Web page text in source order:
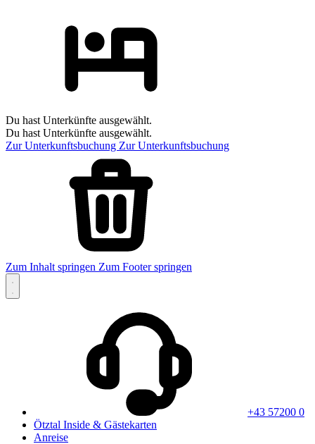
Du hast Unterkünfte ausgewählt.
Du hast Unterkünfte ausgewählt.
Zur Unterkunftsbuchung Zur Unterkunftsbuchung
Zum Inhalt springen Zum Footer springen
+43 57200 0
Ötztal Inside & Gästekarten
Anreise